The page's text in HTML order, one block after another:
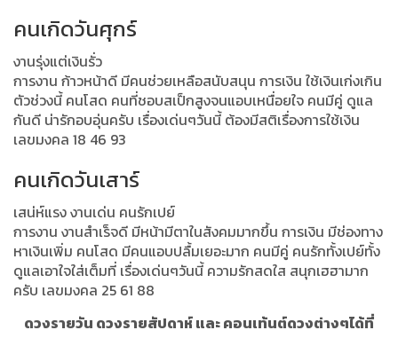
คนเกิดวันศุกร์
งานรุ่งแต่เงินรั่ว
การงาน ก้าวหน้าดี มีคนช่วยเหลือสนับสนุน การเงิน ใช้เงินเก่งเกิน
ตัวช่วงนี้ คนโสด คนที่ชอบสเป็กสูงจนแอบเหนื่อยใจ คนมีคู่ ดูแล
กันดี น่ารักอบอุ่นครับ เรื่องเด่นๆวันนี้ ต้องมีสติเรื่องการใช้เงิน
เลขมงคล 18 46 93
คนเกิดวันเสาร์
เสน่ห์แรง งานเด่น คนรักเปย์
การงาน งานสำเร็จดี มีหน้ามีตาในสังคมมากขึ้น การเงิน มีช่องทาง
หาเงินเพิ่ม คนโสด มีคนแอบปลื้มเยอะมาก คนมีคู่ คนรักทั้งเปย์ทั้ง
ดูแลเอาใจใส่เต็มที่ เรื่องเด่นๆวันนี้ ความรักสดใส สนุกเฮฮามาก
ครับ เลขมงคล 25 61 88
ดวงรายวัน ดวงรายสัปดาห์ และ คอนเท้นต์ดวงต่างๆได้ที่